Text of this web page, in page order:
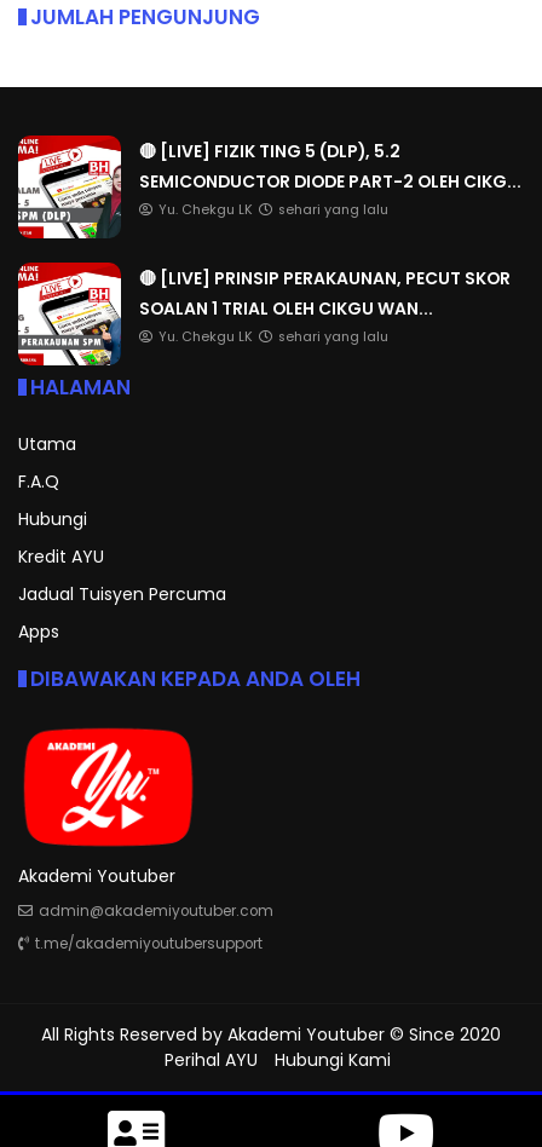
JUMLAH PENGUNJUNG
🔴 [LIVE] FIZIK TING 5 (DLP), 5.2
SEMICONDUCTOR DIODE PART-2 OLEH CIKG...
Yu. Chekgu LK sehari yang lalu
🔴 [LIVE] PRINSIP PERAKAUNAN, PECUT SKOR
SOALAN 1 TRIAL OLEH CIKGU WAN...
Yu. Chekgu LK sehari yang lalu
HALAMAN
Utama
F.A.Q
Hubungi
Kredit AYU
Jadual Tuisyen Percuma
Apps
DIBAWAKAN KEPADA ANDA OLEH
Akademi Youtuber
admin@akademiyoutuber.com
t.me/akademiyoutubersupport
All Rights Reserved by Akademi Youtuber © Since 2020
Perihal AYU
Hubungi Kami